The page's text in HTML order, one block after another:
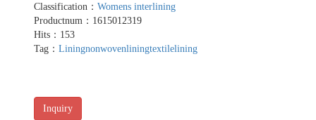
Classification： Womens interlining
Productnum：1615012319
Hits：153
Tag： Liningnonwovenliningtextilelining
Inquiry